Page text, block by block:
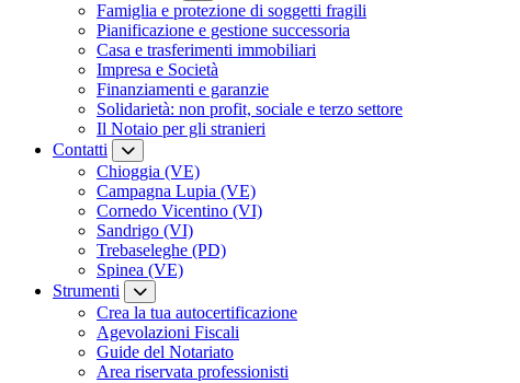
Famiglia e protezione di soggetti fragili
Pianificazione e gestione successoria
Casa e trasferimenti immobiliari
Impresa e Società
Finanziamenti e garanzie
Solidarietà: non profit, sociale e terzo settore
Il Notaio per gli stranieri
Contatti
Chioggia (VE)
Campagna Lupia (VE)
Cornedo Vicentino (VI)
Sandrigo (VI)
Trebaseleghe (PD)
Spinea (VE)
Strumenti
Crea la tua autocertificazione
Agevolazioni Fiscali
Guide del Notariato
Area riservata professionisti